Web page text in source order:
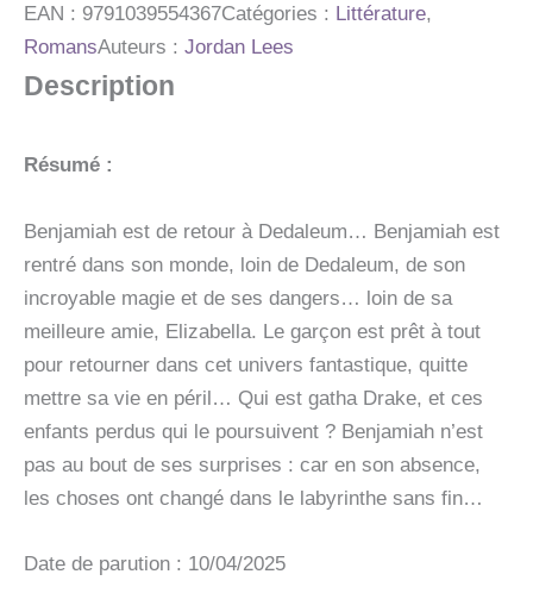
LA
MALEDICTION
DES
DEROBES
EAN : 9791039554367Catégories : Littérature,
RomansAuteurs : Jordan Lees
Description
Résumé :
Benjamiah est de retour à Dedaleum… Benjamiah est
rentré dans son monde, loin de Dedaleum, de son
incroyable magie et de ses dangers… loin de sa
meilleure amie, Elizabella. Le garçon est prêt à tout
pour retourner dans cet univers fantastique, quitte
mettre sa vie en péril… Qui est gatha Drake, et ces
enfants perdus qui le poursuivent ? Benjamiah n’est
pas au bout de ses surprises : car en son absence,
les choses ont changé dans le labyrinthe sans fin…
Date de parution : 10/04/2025